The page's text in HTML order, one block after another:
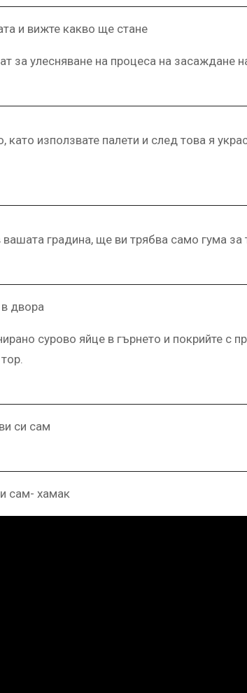
за улесняване на процеса на засаждане
използвате палети и след това я
градина, ще ви трябва само гума за
сурово яйце в гърнето и покрийте с